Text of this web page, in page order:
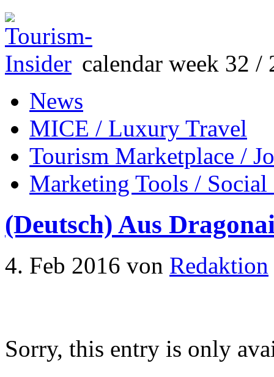
calendar week 32 /
News
MICE / Luxury Travel
Tourism Marketplace /
Marketing Tools /
(Deutsch) Aus
4. Feb 2016 von Redaktion
Sorry, this entry is only